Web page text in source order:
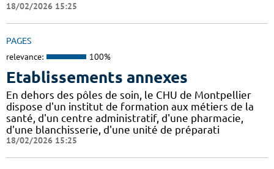
18/02/2026 15:25
PAGES
relevance: 100%
Etablissements annexes
En dehors des pôles de soin, le CHU de Montpellier
dispose d'un institut de formation aux métiers de la
santé, d'un centre administratif, d'une pharmacie,
d'une blanchisserie, d'une unité de préparati
18/02/2026 15:25